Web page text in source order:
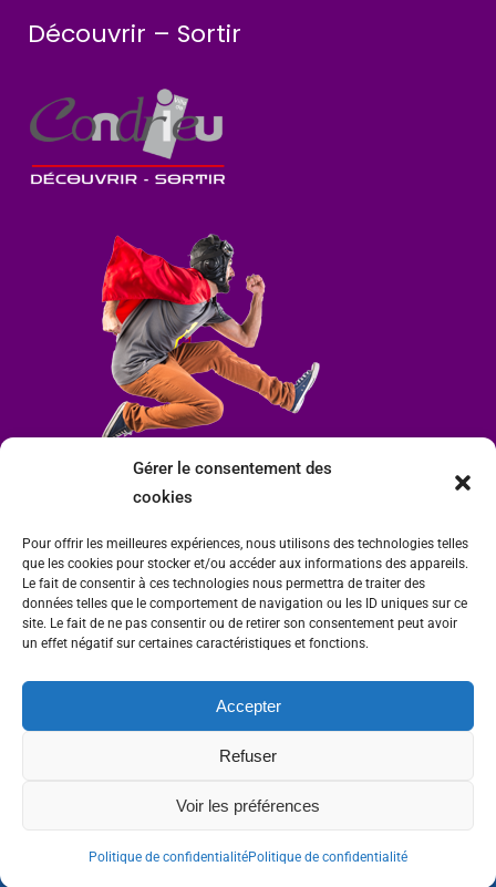
Gérer le consentement des
cookies
Pour offrir les meilleures expériences, nous utilisons des technologies telles
que les cookies pour stocker et/ou accéder aux informations des appareils.
Le fait de consentir à ces technologies nous permettra de traiter des
données telles que le comportement de navigation ou les ID uniques sur ce
site. Le fait de ne pas consentir ou de retirer son consentement peut avoir
un effet négatif sur certaines caractéristiques et fonctions.
Accepter
Refuser
Voir les préférences
Politique de confidentialitéPolitique de confidentialité
Découvrir – Sortir
Mairie de Condrieu | Copyright © 2023 |Mentions légales
Thierry Caizes Freelance| Photos parOmbre et Matière - Photographe